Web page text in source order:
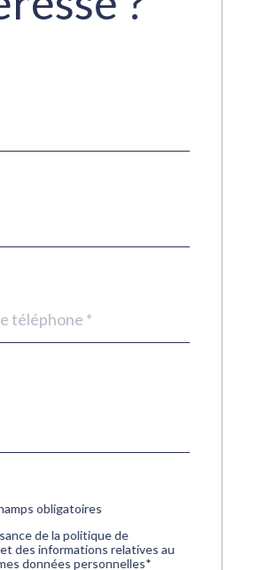
obligatoires
de la politique de
des informations relatives au
données personnelles*